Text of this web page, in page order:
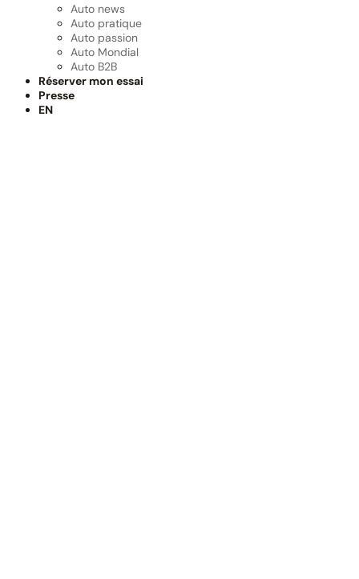
Auto news
Auto pratique
Auto passion
Auto Mondial
Auto B2B
Réserver mon essai
Presse
EN